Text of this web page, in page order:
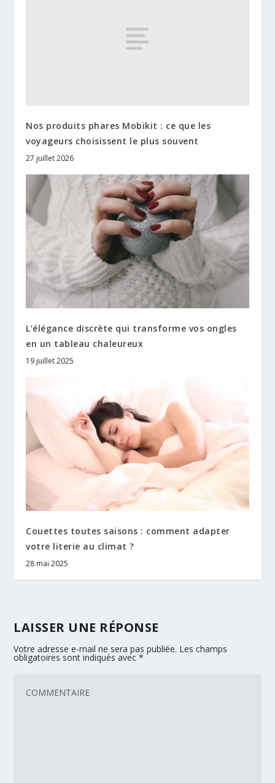
Nos produits phares Mobikit : ce que les
voyageurs choisissent le plus souvent
27 juillet 2026
L’élégance discrète qui transforme vos ongles
en un tableau chaleureux
19 juillet 2025
Couettes toutes saisons : comment adapter
votre literie au climat ?
28 mai 2025
LAISSER UNE RÉPONSE
Votre adresse e-mail ne sera pas publiée. Les champs
obligatoires sont indiqués avec*